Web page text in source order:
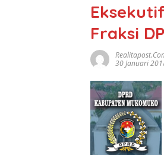
Fraksi
30 Januari